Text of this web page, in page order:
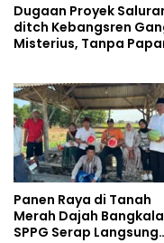
Dugaan Proyek
ditch Kebangsren
Misterius, Tanpa
Panen Raya di Tanah
Merah Dajah
SPPG Serap Langsung